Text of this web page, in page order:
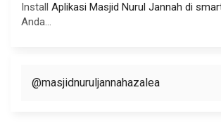
Install Aplikasi Masjid Nurul Jannah di
Anda...
@masjidnuruljannahazalea